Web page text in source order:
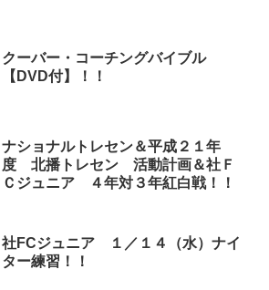
クーバー・コーチングバイブル
【DVD付】！！
ナショナルトレセン＆平成２１年
度 北播トレセン 活動計画＆社Ｆ
Ｃジュニア ４年対３年紅白戦！！
社FCジュニア １／１４（水）ナイ
ター練習！！